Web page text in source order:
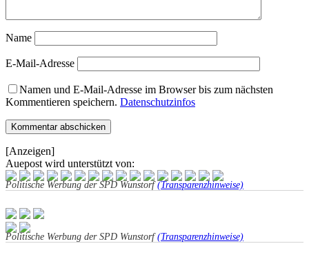
Name
E-Mail-Adresse
Namen und E-Mail-Adresse im Browser bis zum nächsten
Kommentieren speichern. Datenschutzinfos
[Anzeigen]
Auepost wird unterstützt von:
Politische Werbung der SPD Wunstorf(Transparenzhinweise)
Politische Werbung der SPD Wunstorf(Transparenzhinweise)